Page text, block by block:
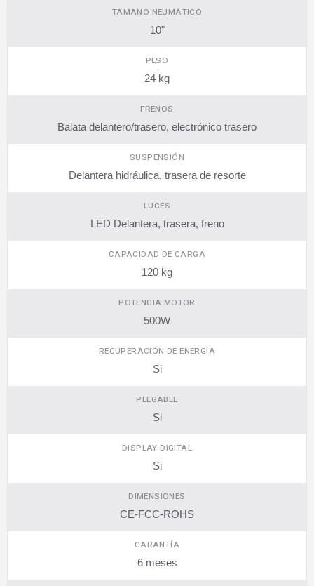
TAMAÑO NEUMÁTICO
10"
PESO
24 kg
FRENOS
Balata delantero/trasero, electrónico trasero
SUSPENSIÓN
Delantera hidráulica, trasera de resorte
LUCES
LED Delantera, trasera, freno
CAPACIDAD DE CARGA
120 kg
POTENCIA MOTOR
500W
RECUPERACIÓN DE ENERGÍA
Si
PLEGABLE
Si
DISPLAY DIGITAL
Si
DIMENSIONES
CE-FCC-ROHS
GARANTÍA
6 meses